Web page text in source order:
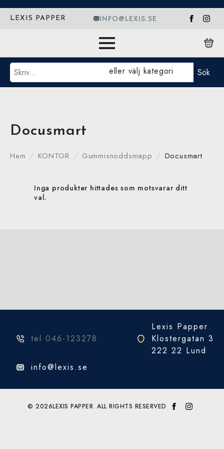
LEXIS PAPPER INFO@LEXIS.SE
Sök eller välj kategori Sök
Docusmart
Hem KONTOR Gummisnoddsmapp Docusmart
Inga produkter hittades som motsvarar ditt
val.
tel 046-123278
Lexis Papper
Klostergatan 3
222 22 Lund
info@lexis.se
© 2026LEXIS PAPPER. ALL RIGHTS RESERVED